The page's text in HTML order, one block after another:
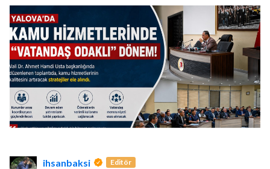
ihsanbaksi Editör